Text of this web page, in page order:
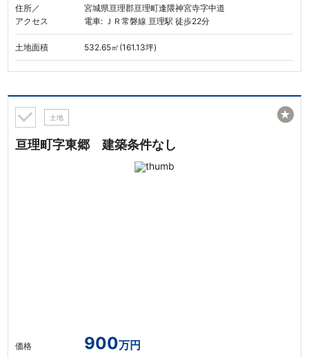
住所／
アクセス
宮城県亘理郡亘理町逢隈神宮寺字中道
電車: ＪＲ常磐線 亘理駅 徒歩22分
土地面積 532.65㎡(161.13坪)
土地
亘理町字東郷 建築条件なし
価格 900万円
★